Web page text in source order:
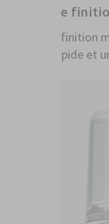
Vernis de
Vernis de finition
finition rapide et